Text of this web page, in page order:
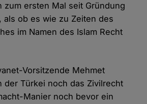
zum ersten Mal seit Gründung
als ob es wie zu Zeiten des
im Namen des Islam Recht
Vorsitzende Mehmet
der Türkei noch das Zivilrecht
Manier noch bevor ein